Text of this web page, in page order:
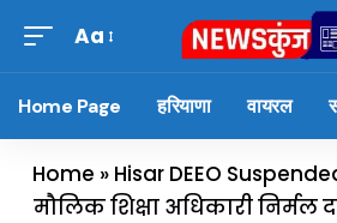
Aa
Home Page हरियाणा वायरल
Home » Hisar DEEO
मौलिक शिक्षा अधिकारी निर्मल